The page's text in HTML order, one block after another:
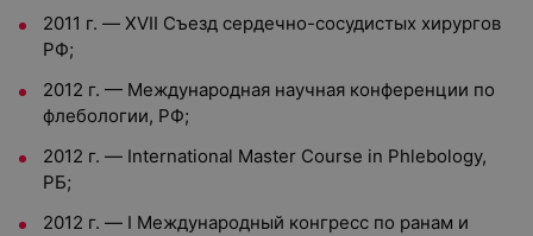
2011 г. — XVII Съезд сердечно-сосудистых хирургов
РФ;
2012 г. — Международная научная конференции по
флебологии, РФ;
2012 г. — International Master Course in Phlebology,
РБ;
2012 г. — I Международный конгресс по ранам и